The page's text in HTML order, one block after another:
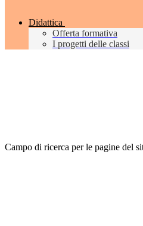
Didattica
Offerta formativa
I progetti delle classi
Campo di ricerca per le pagine del